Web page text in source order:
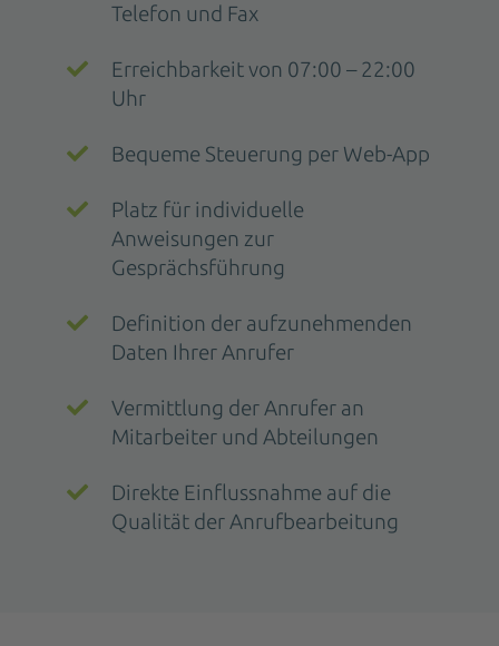
Telefon und Fax
Erreichbarkeit von 07:00 – 22:00
Uhr
Bequeme Steuerung per Web-App
Platz für individuelle
Anweisungen zur
Gesprächsführung
Definition der aufzunehmenden
Daten Ihrer Anrufer
Vermittlung der Anrufer an
Mitarbeiter und Abteilungen
Direkte Einflussnahme auf die
Qualität der Anrufbearbeitung